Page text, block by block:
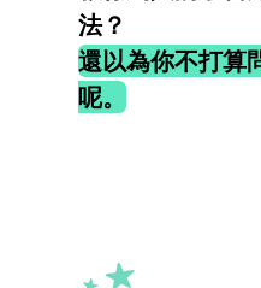
法？
還以為你不打算
呢。